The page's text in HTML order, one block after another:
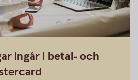
ingår i betal- och